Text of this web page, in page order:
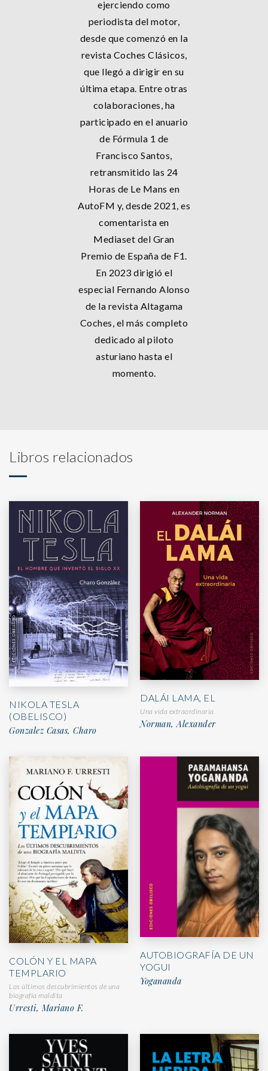
ejerciendo como
periodista del motor,
desde que comenzó en la
revista Coches Clásicos,
que llegó a dirigir en su
última etapa. Entre otras
colaboraciones, ha
participado en el anuario
de Fórmula 1 de
Francisco Santos,
retransmitido las 24
Horas de Le Mans en
AutoFM y, desde 2021, es
comentarista en
Mediaset del Gran
Premio de España de F1.
En 2023 dirigió el
especial Fernando Alonso
de la revista Altagama
Coches, el más completo
dedicado al piloto
asturiano hasta el
momento.
Libros relacionados
NIKOLA TESLA
(OBELISCO)
Gonzalez Casas, Charo
DALÁI LAMA, EL
Una vida extraordinaria
Norman, Alexander
COLÓN Y EL MAPA
TEMPLARIO
Los últimos descubrimientos de una
biografía maldita
Urresti, Mariano F.
AUTOBIOGRAFÍA DE UN
YOGUI
Yogananda